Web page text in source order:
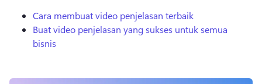
Cara membuat video penjelasan terbaik
Buat video penjelasan yang sukses untuk semua
bisnis